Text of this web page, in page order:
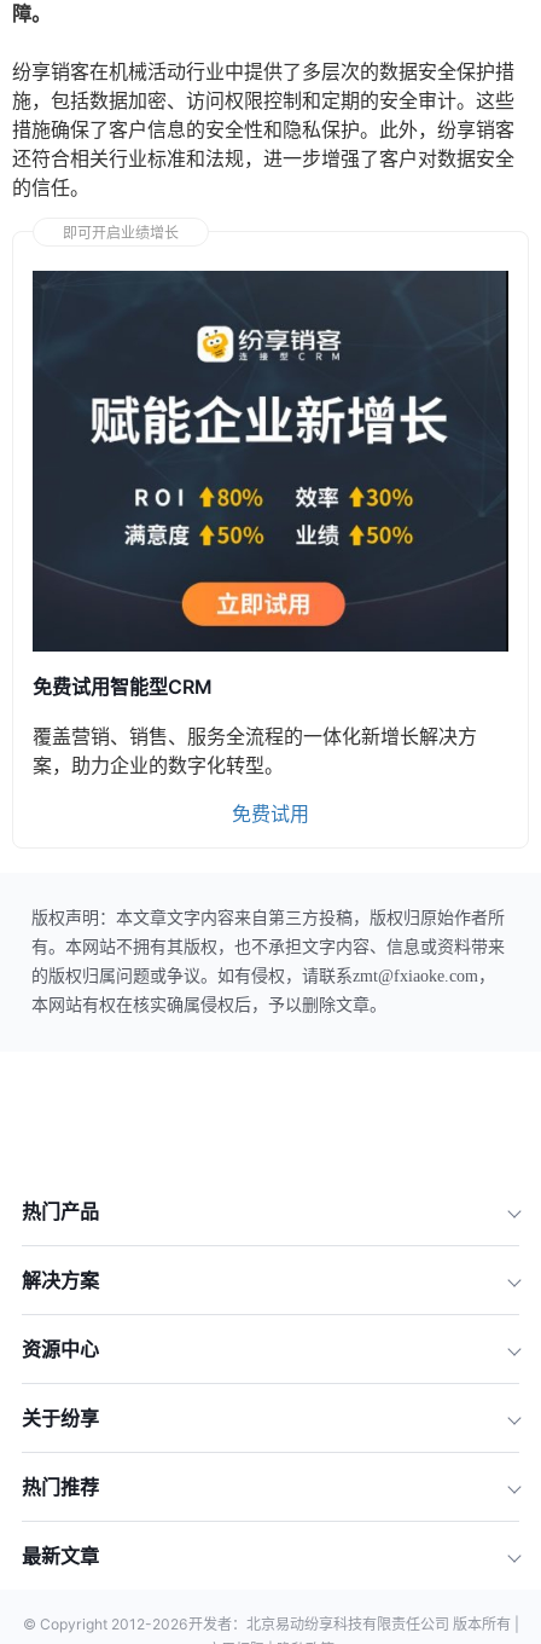
障。
纷享销客在机械活动行业中提供了多层次的数据安全保护措
施，包括数据加密、访问权限控制和定期的安全审计。这些
措施确保了客户信息的安全性和隐私保护。此外，纷享销客
还符合相关行业标准和法规，进一步增强了客户对数据安全
的信任。
即可开启业绩增长
免费试用智能型CRM
覆盖营销、销售、服务全流程的一体化新增长解决方
案，助力企业的数字化转型。
免费试用
版权声明：本文章文字内容来自第三方投稿，版权归原始作者所
有。本网站不拥有其版权，也不承担文字内容、信息或资料带来
的版权归属问题或争议。如有侵权，请联系zmt@fxiaoke.com，
本网站有权在核实确属侵权后，予以删除文章。
热门产品
解决方案
资源中心
关于纷享
热门推荐
最新文章
© Copyright 2012-2026开发者：北京易动纷享科技有限责任公司 版本所有 |